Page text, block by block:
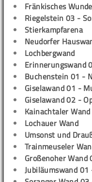
Fränkisches
Riegelstein 03 -
Stierkampfarena
Neudorfer
Lochbergwand
Erinnerungswand
Buchenstein 01 -
Giselawand 01 -
Giselawand 02 -
Kainachtaler Wand
Lochauer Wand
Umsonst und
Trainmeuseler
Großenoher Wand
Jubiläumswand